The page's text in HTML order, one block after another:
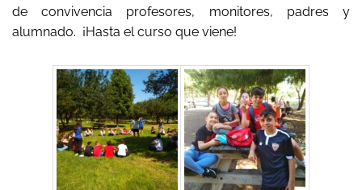
de convivencia profesores, monitores, padres y
alumnado. ¡Hasta el curso que viene!